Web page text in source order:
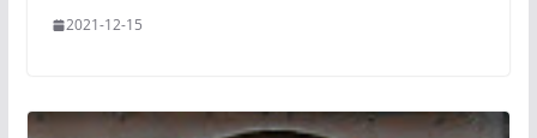
2021-12-15